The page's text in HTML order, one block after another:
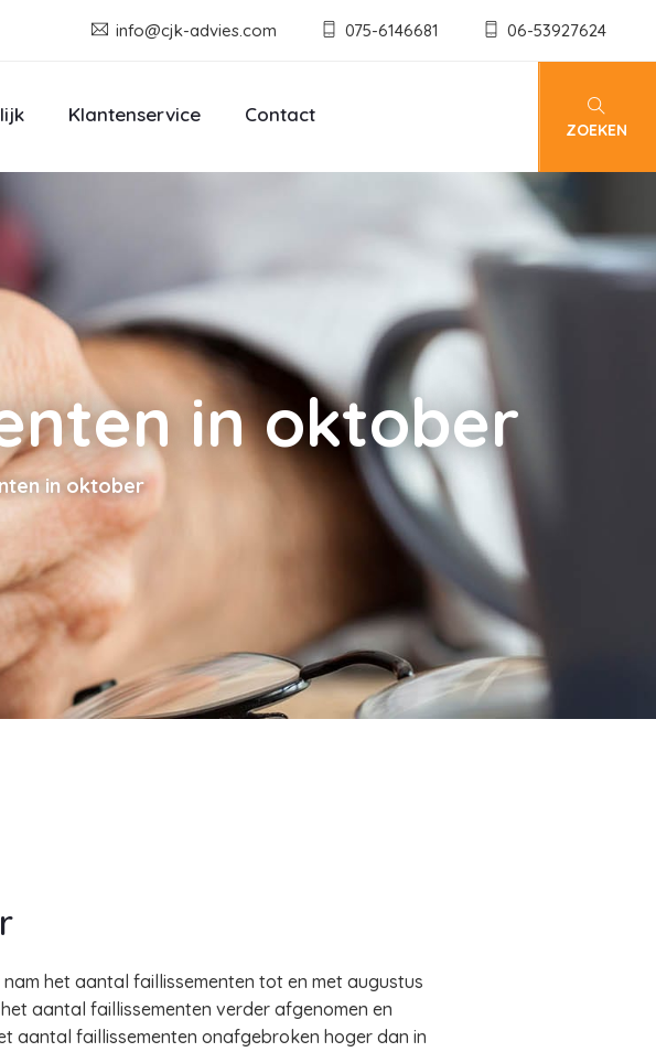
info@cjk-advies.com 075-6146681 06-53927624
Klantenservice Contact
ZOEKEN
in oktober
in oktober
het aantal faillissementen tot en met augustus
aantal faillissementen verder afgenomen en
aantal faillissementen onafgebroken hoger dan in